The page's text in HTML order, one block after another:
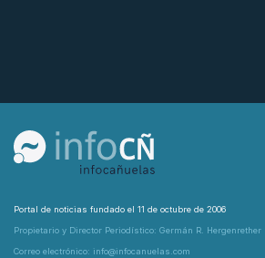
Portal de noticias fundado el 11 de octubre de 2006
Propietario y Director Periodístico: Germán R. Hergenrether
Correo electrónico: info@infocanuelas.com